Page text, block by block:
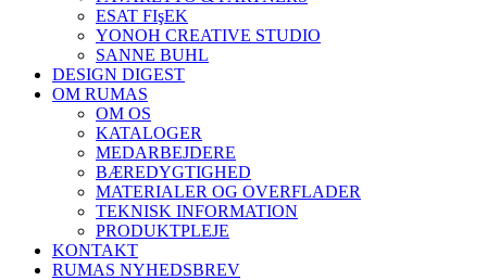
ESAT FIşEK
YONOH CREATIVE STUDIO
SANNE BUHL
DESIGN DIGEST
OM RUMAS
OM OS
KATALOGER
MEDARBEJDERE
BÆREDYGTIGHED
MATERIALER OG OVERFLADER
TEKNISK INFORMATION
PRODUKTPLEJE
KONTAKT
RUMAS NYHEDSBREV